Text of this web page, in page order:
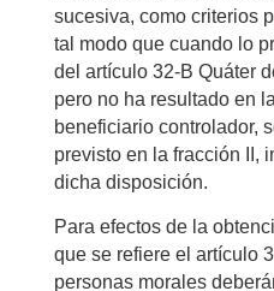
sucesiva, como criterios
tal modo que cuando lo
del artículo 32-B Quáter
pero no ha resultado en
beneficiario controlador,
previsto en la fracción II,
dicha disposición.
Para efectos de la
que se refiere el artículo
personas morales